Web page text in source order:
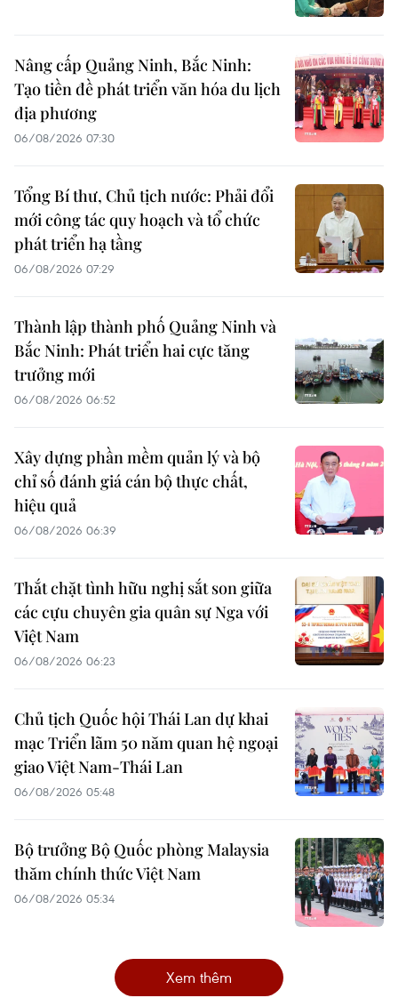
Nâng cấp Quảng Ninh, Bắc Ninh:
Tạo tiền đề phát triển văn hóa du lịch
địa phương
06/08/2026 07:30
Tổng Bí thư, Chủ tịch nước: Phải đổi
mới công tác quy hoạch và tổ chức
phát triển hạ tầng
06/08/2026 07:29
Thành lập thành phố Quảng Ninh và
Bắc Ninh: Phát triển hai cực tăng
trưởng mới
06/08/2026 06:52
Xây dựng phần mềm quản lý và bộ
chỉ số đánh giá cán bộ thực chất,
hiệu quả
06/08/2026 06:39
Thắt chặt tình hữu nghị sắt son giữa
các cựu chuyên gia quân sự Nga với
Việt Nam
06/08/2026 06:23
Chủ tịch Quốc hội Thái Lan dự khai
mạc Triển lãm 50 năm quan hệ ngoại
giao Việt Nam-Thái Lan
06/08/2026 05:48
Bộ trưởng Bộ Quốc phòng Malaysia
thăm chính thức Việt Nam
06/08/2026 05:34
Xem thêm